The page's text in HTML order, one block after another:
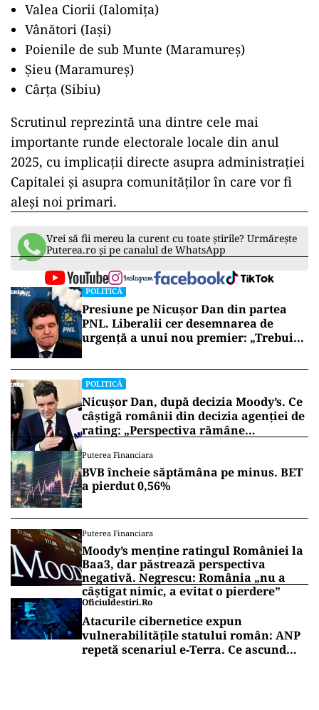
Valea Ciorii (Ialomița)
Vânători (Iași)
Poienile de sub Munte (Maramureș)
Șieu (Maramureș)
Cârța (Sibiu)
Scrutinul reprezintă una dintre cele mai
importante runde electorale locale din anul
2025, cu implicații directe asupra administrației
Capitalei și asupra comunităților în care vor fi
aleși noi primari.
Vrei să fii mereu la curent cu toate știrile? Urmărește
Puterea.ro și pe canalul de WhatsApp
POLITICĂ
Presiune pe Nicușor Dan din partea
PNL. Liberalii cer desemnarea de
urgență a unui nou premier: „Trebuie
POLITICĂ
Nicușor Dan, după decizia Moody’s. Ce
câștigă românii din decizia agenției de
rating: „Perspectiva rămâne
Puterea Financiara
BVB încheie săptămâna pe minus. BET
a pierdut 0,56%
Puterea Financiara
Moody’s menține ratingul României la
Baa3, dar păstrează perspectiva
negativă. Negrescu: România „nu a
câștigat nimic, a evitat o pierdere”
Oficiuldestiri.ro
Atacurile cibernetice expun
vulnerabilitățile statului român: ANP
repetă scenariul e‑Terra. Ce ascund